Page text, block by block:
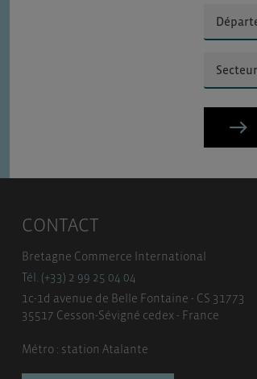
CONTACT
Bretagne Commerce International
Tél. (+33) 2 99 25 04 04
1c-1d avenue de Belle Fontaine - CS 31773
35517 Cesson-Sévigné cedex - France
Métro : station Atalante